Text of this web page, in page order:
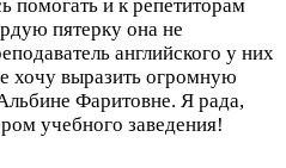
помогать и к репетиторам
пятерку она не
английского у них
хочу выразить огромную
Фаритовне. Я рада,
учебного заведения!